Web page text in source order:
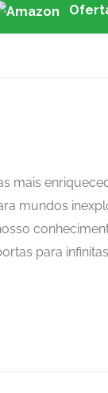
mais
mundos
para